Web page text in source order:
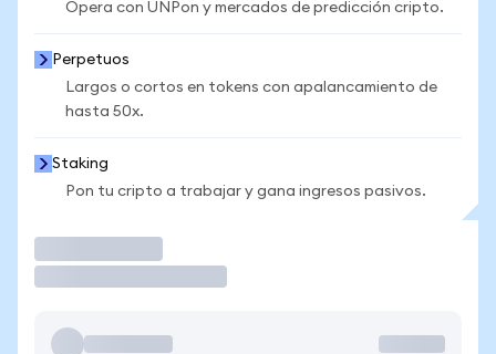
Opera con UNPon y mercados de predicción cripto.
Perpetuos
Largos o cortos en tokens con apalancamiento de
hasta 50x.
Staking
Pon tu cripto a trabajar y gana ingresos pasivos.